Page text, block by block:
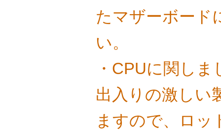
たマザーボード
い。
・CPUに関し
出入りの激しい
ますので、ロッ